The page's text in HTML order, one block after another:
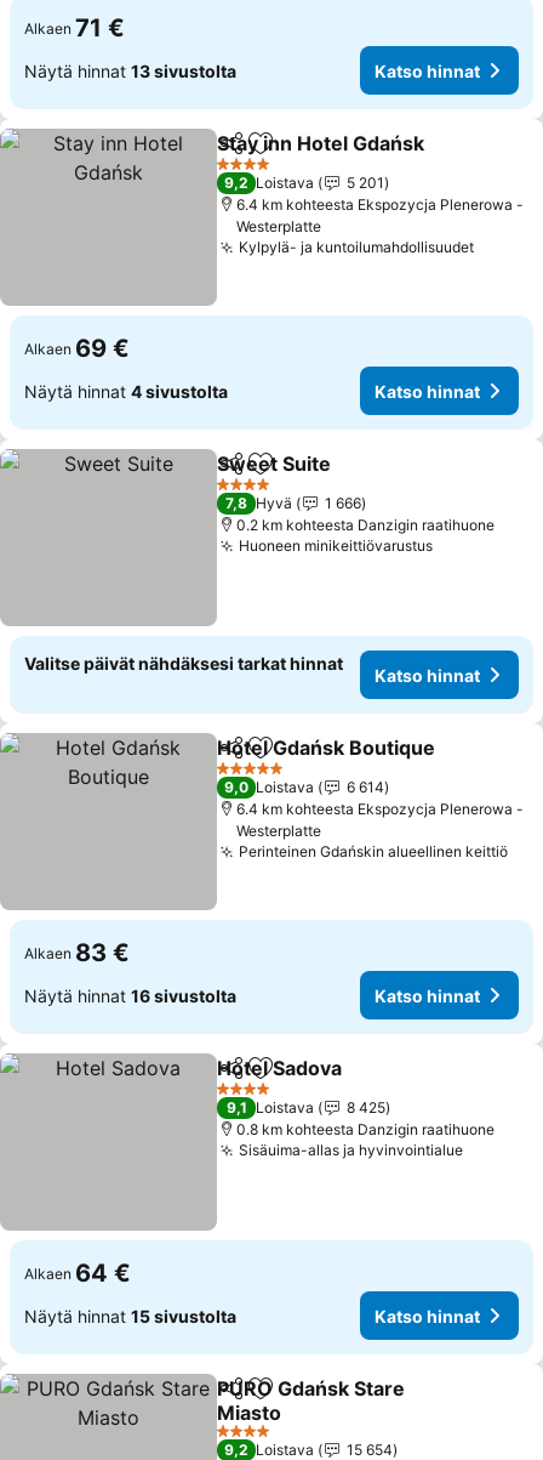
Alkaen 71 €
Näytä hinnat 13 sivustolta Katso hinnat
Jaa Lisää suosikkeihin
Stay inn Hotel Gdańsk
4 Tähtiluokitus
9,2 Loistava
5 201
6.4 km kohteesta Ekspozycja Plenerowa -
Westerplatte
Kylpylä- ja kuntoilumahdollisuudet
Alkaen 69 €
Näytä hinnat 4 sivustolta Katso hinnat
Jaa Lisää suosikkeihin
Sweet Suite
4 Tähtiluokitus
7,8 Hyvä
1 666
0.2 km kohteesta Danzigin raatihuone
Huoneen minikeittiövarustus
Valitse päivät nähdäksesi tarkat hinnat
Katso hinnat
Jaa Lisää suosikkeihin
Hotel Gdańsk Boutique
5 Tähtiluokitus
9,0 Loistava
6 614
6.4 km kohteesta Ekspozycja Plenerowa -
Westerplatte
Perinteinen Gdańskin alueellinen keittiö
Alkaen 83 €
Näytä hinnat 16 sivustolta Katso hinnat
Jaa Lisää suosikkeihin
Hotel Sadova
4 Tähtiluokitus
9,1 Loistava
8 425
0.8 km kohteesta Danzigin raatihuone
Sisäuima-allas ja hyvinvointialue
Alkaen 64 €
Näytä hinnat 15 sivustolta Katso hinnat
Jaa Lisää suosikkeihin
PURO Gdańsk Stare
Miasto
4 Tähtiluokitus
9,2 Loistava
15 654